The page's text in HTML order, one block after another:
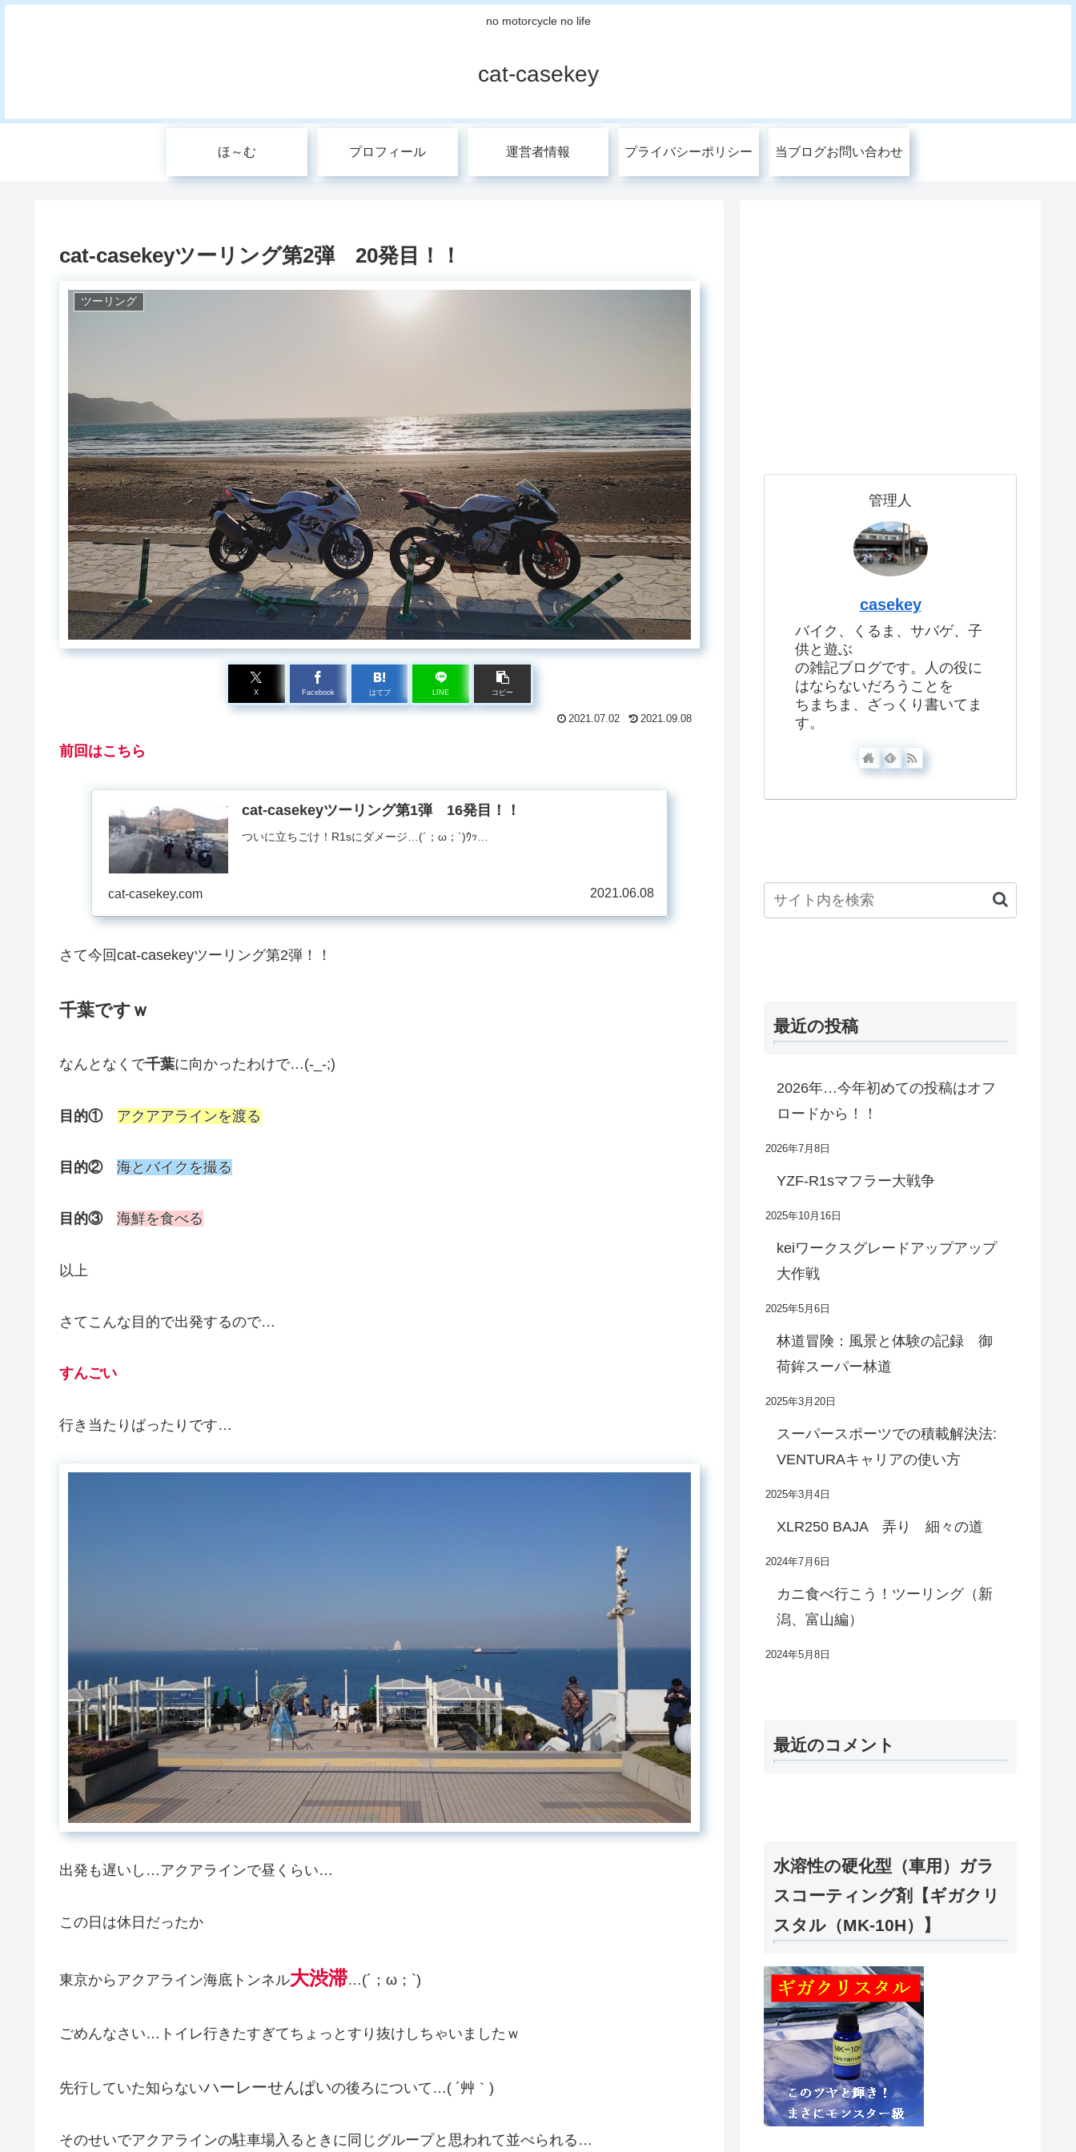
no motorcycle no life
cat-casekey
ほ～む プロフィール 運営者情報 プライバシーポリシー 当ブログお問い合わせ
cat-casekeyツーリング第2弾 20発目！！
ツーリング
X Facebook はてブ LINE コピー
2021.07.02 2021.09.08
前回はこちら
cat-casekeyツーリング第1弾 16発目！！
ついに立ちごけ！R1sにダメージ…(´；ω；`)ｳｯ…
cat-casekey.com 2021.06.08
さて今回cat-casekeyツーリング第2弾！！
千葉ですｗ
なんとなくで千葉に向かったわけで…(-_-;)
目的① アクアアラインを渡る
目的② 海とバイクを撮る
目的③ 海鮮を食べる
以上
さてこんな目的で出発するので…
すんごい
行き当たりばったりです…
出発も遅いし…アクアラインで昼くらい…
この日は休日だったか
東京からアクアライン海底トンネル大渋滞…(´；ω；`)
ごめんなさい…トイレ行きたすぎてちょっとすり抜けしちゃいましたｗ
先行していた知らないハーレーせんぱいの後ろについて…( ´艸｀)
そのせいでアクアラインの駐車場入るときに同じグループと思われて並べられる…
管理人
casekey
バイク、くるま、サバゲ、子
供と遊ぶ
の雑記ブログです。人の役に
はならないだろうことを
ちまちま、ざっくり書いてま
す。
最近の投稿
2026年…今年初めての投稿はオフ
ロードから！！
2026年7月8日
YZF-R1sマフラー大戦争
2025年10月16日
keiワークスグレードアップアップ
大作戦
2025年5月6日
林道冒険：風景と体験の記録 御
荷鉾スーパー林道
2025年3月20日
スーパースポーツでの積載解決法:
VENTURAキャリアの使い方
2025年3月4日
XLR250 BAJA 弄り 細々の道
2024年7月6日
カニ食べ行こう！ツーリング（新
潟、富山編）
2024年5月8日
最近のコメント
水溶性の硬化型（車用）ガラ
スコーティング剤【ギガクリ
スタル（MK-10H）】